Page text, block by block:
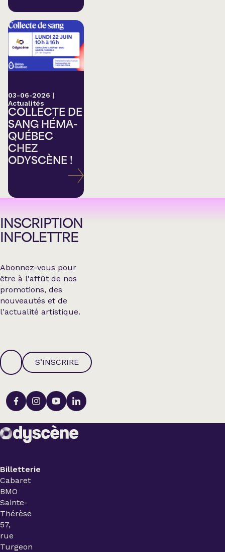
03-06-2026 |
Actualités
COLLECTE DE
SANG HÉMA-
QUÉBEC
CHEZ
ODYSCÈNE !
INSCRIPTION
INFOLETTRE
Abonnez-vous pour
être à l'affût de nos
promotions, des
nouveautés et de
l'actualité artistique.
S’INSCRIRE
Billetterie
Cabaret
BMO
Sainte-
Thérèse
57,
rue
Turgeon